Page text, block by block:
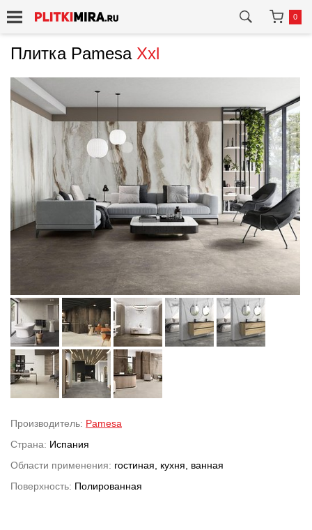
0
Плитка Pamesa Xxl
Производитель: Pamesa
Страна: Испания
Области применения: гостиная, кухня, ванная
Поверхность: Полированная